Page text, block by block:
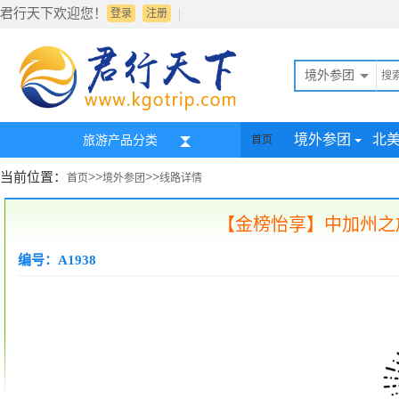
君行天下欢迎您！ 登录 |
注册
境外参团
旅游产品分类 首页 境外参团 北
当前位置： 首页>>境外参团>>线路详情
【金榜怡享】中加州
编号：A1938